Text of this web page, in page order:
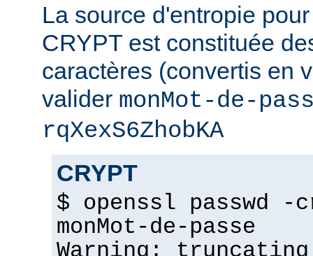
La source d'entropie
CRYPT est constituée
caractères (convertis en
valider monMot-de-
rqXexS6ZhobKA
CRYPT
$ openssl passwd
monMot-de-passe